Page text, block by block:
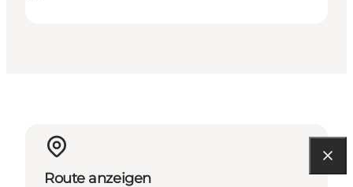
Route anzeigen